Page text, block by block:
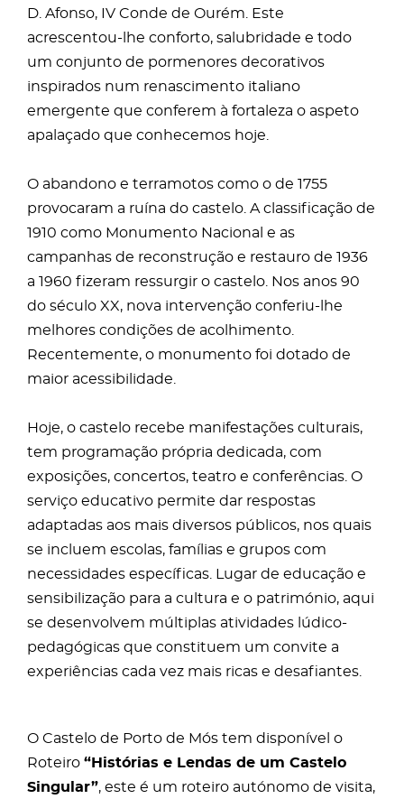
D. Afonso, IV Conde de Ourém. Este
acrescentou-lhe conforto, salubridade e todo
um conjunto de pormenores decorativos
inspirados num renascimento italiano
emergente que conferem à fortaleza o aspeto
apalaçado que conhecemos hoje.
O abandono e terramotos como o de 1755
provocaram a ruína do castelo. A classificação de
1910 como Monumento Nacional e as
campanhas de reconstrução e restauro de 1936
a 1960 fizeram ressurgir o castelo. Nos anos 90
do século XX, nova intervenção conferiu-lhe
melhores condições de acolhimento.
Recentemente, o monumento foi dotado de
maior acessibilidade.
Hoje, o castelo recebe manifestações culturais,
tem programação própria dedicada, com
exposições, concertos, teatro e conferências. O
serviço educativo permite dar respostas
adaptadas aos mais diversos públicos, nos quais
se incluem escolas, famílias e grupos com
necessidades específicas. Lugar de educação e
sensibilização para a cultura e o património, aqui
se desenvolvem múltiplas atividades lúdico-
pedagógicas que constituem um convite a
experiências cada vez mais ricas e desafiantes.
O Castelo de Porto de Mós tem disponível o
Roteiro “Histórias e Lendas de um Castelo
Singular”, este é um roteiro autónomo de visita,